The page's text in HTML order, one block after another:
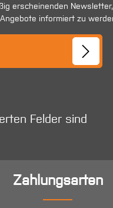
erscheinenden
informiert zu
Felder sind
Zahlungsarten